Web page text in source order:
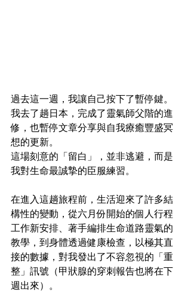
過去這一週，我讓自己按下了暫停鍵。
我去了趟日本，完成了靈氣師父階的進
修，也暫停文章分享與自我療癒豐盛冥
想的更新。
這場刻意的「留白」，並非逃避，而是
我對生命最誠摯的臣服練習。
在進入這趟旅程前，生活迎來了許多結
構性的變動，從六月份開始的個人行程
工作新安排、著手編排生命道路靈氣的
教學，到身體透過健康檢查，以極其直
接的數據，對我發出了不容忽視的「重
整」訊號（甲狀腺的穿刺報告也將在下
週出來）。